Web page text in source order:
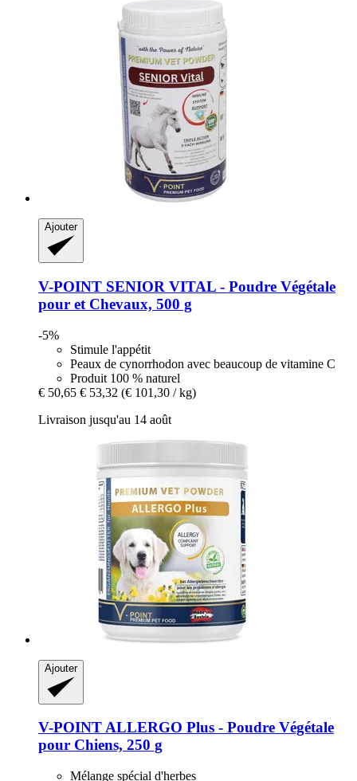
Ajouter
V-POINT SENIOR VITAL -​ Poudre Végétale
pour et Chevaux, 500 g
-5%
Stimule l'appétit
Peaux de cynorrhodon avec beaucoup de vitamine C
Produit 100 % naturel
€ 50,65 € 53,32 (€ 101,30 / kg)
Livraison jusqu'au 14 août
Ajouter
V-POINTALLERGO Plus -​ Poudre Végétale
pour Chiens, 250 g
Mélange spécial d'herbes